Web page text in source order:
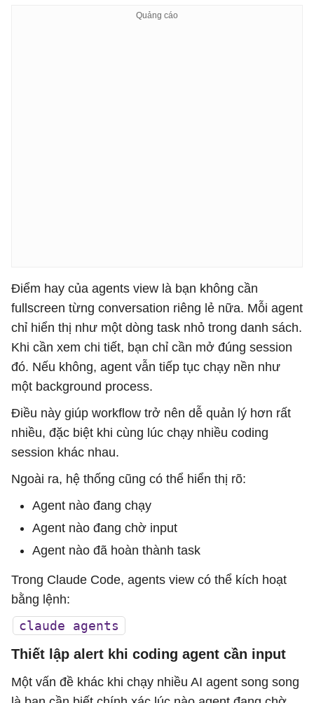
Điểm hay của agents view là bạn không cần
fullscreen từng conversation riêng lẻ nữa. Mỗi agent
chỉ hiển thị như một dòng task nhỏ trong danh sách.
Khi cần xem chi tiết, bạn chỉ cần mở đúng session
đó. Nếu không, agent vẫn tiếp tục chạy nền như
một background process.
Điều này giúp workflow trở nên dễ quản lý hơn rất
nhiều, đặc biệt khi cùng lúc chạy nhiều coding
session khác nhau.
Ngoài ra, hệ thống cũng có thể hiển thị rõ:
Agent nào đang chạy
Agent nào đang chờ input
Agent nào đã hoàn thành task
Trong Claude Code, agents view có thể kích hoạt
bằng lệnh:
claude agents
Thiết lập alert khi coding agent cần input
Một vấn đề khác khi chạy nhiều AI agent song song